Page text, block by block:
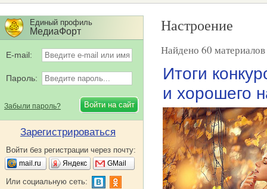
Настроение
Найдено 60
Итоги
и хорошего
Единый профиль
МедиаФорт
E-mail:
Пароль:
Забыли пароль?
Зарегистрироваться
Войти без регистрации через почту:
mail.ru Яндекс GMail
Или социальную сеть: